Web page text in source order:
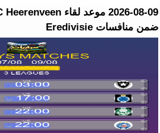
ضمن منافسات Eredivisie